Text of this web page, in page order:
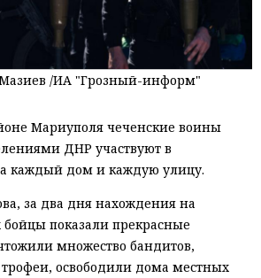
/ИА "Грозный-информ"
Мариуполя чеченские воины
ДНР участвуют в
каждый дом и каждую улицу.
за два дня нахождения на
показали прекрасные
множество бандитов,
трофеи, освободили дома местных